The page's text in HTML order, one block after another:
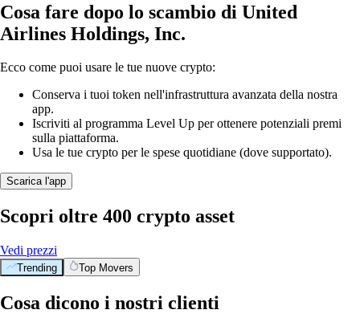
Cosa fare dopo lo scambio di United
Airlines Holdings, Inc.
Ecco come puoi usare le tue nuove crypto:
Conserva i tuoi token nell'infrastruttura avanzata della nostra
app.
Iscriviti al programma Level Up per ottenere potenziali premi
sulla piattaforma.
Usa le tue crypto per le spese quotidiane (dove supportato).
Scarica l'app
Scopri oltre 400 crypto asset
Vedi prezzi
Trending Top Movers
Cosa dicono i nostri clienti